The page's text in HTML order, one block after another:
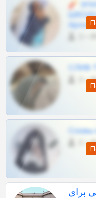
🧨
СЛИВ
0 •
Сливы
0 •
برای